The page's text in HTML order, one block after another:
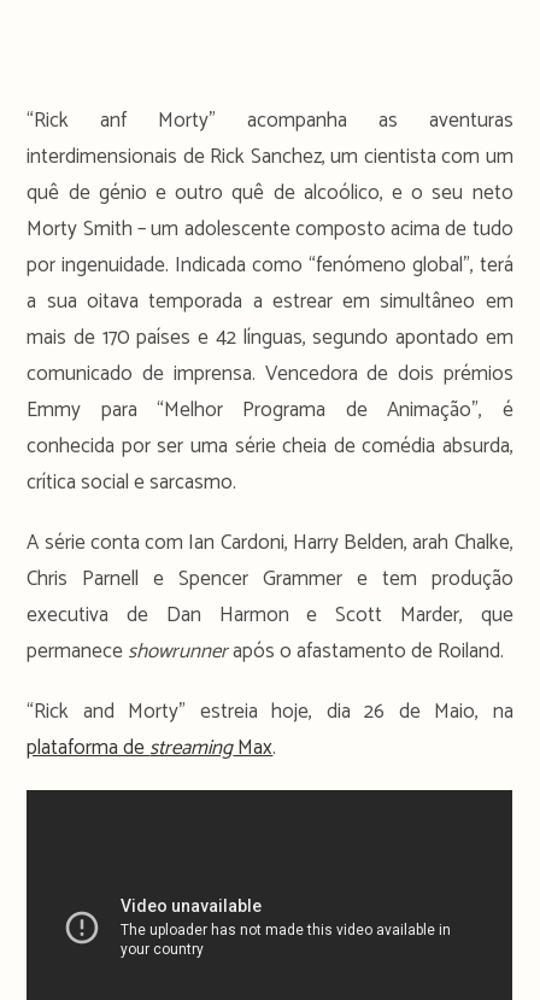
“Rick anf Morty” acompanha as aventuras
interdimensionais de Rick Sanchez, um cientista com um
quê de génio e outro quê de alcoólico, e o seu neto
Morty Smith – um adolescente composto acima de tudo
por ingenuidade. Indicada como “fenómeno global”, terá
a sua oitava temporada a estrear em simultâneo em
mais de 170 países e 42 línguas, segundo apontado em
comunicado de imprensa. Vencedora de dois prémios
Emmy para “Melhor Programa de Animação”, é
conhecida por ser uma série cheia de comédia absurda,
crítica social e sarcasmo.
A série conta com Ian Cardoni, Harry Belden, arah Chalke,
Chris Parnell e Spencer Grammer e tem produção
executiva de Dan Harmon e Scott Marder, que
permaneceshowrunnerapós o afastamento de Roiland.
“Rick and Morty” estreia hoje, dia 26 de Maio, na
plataforma destreamingMax.